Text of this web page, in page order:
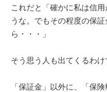
これだと「確かに私は信
うな。でもその程度の保
ら・・・」
そう思う人も出てくるわけ
「保証金」以外に、「保